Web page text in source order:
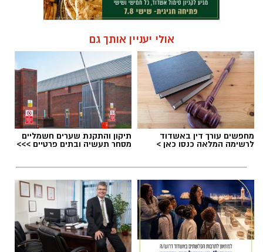
אולי יעניין אותך גם
מחפשים עורך דין באשדוד
לרשימה המלאה כנסו כאן >
תיקון והתקנת שערים חשמליים
מסחר תעשיה ובתים פרטיים >>>